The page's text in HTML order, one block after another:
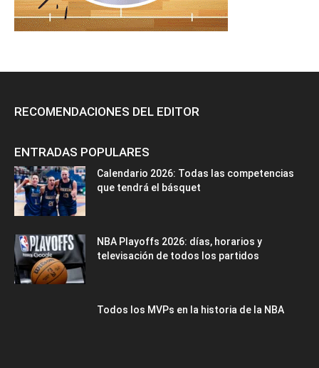
RECOMENDACIONES DEL EDITOR
ENTRADAS POPULARES
Calendario 2026: Todas las competencias
que tendrá el básquet
NBA Playoffs 2026: días, horarios y
televisación de todos los partidos
Todos los MVPs en la historia de la NBA